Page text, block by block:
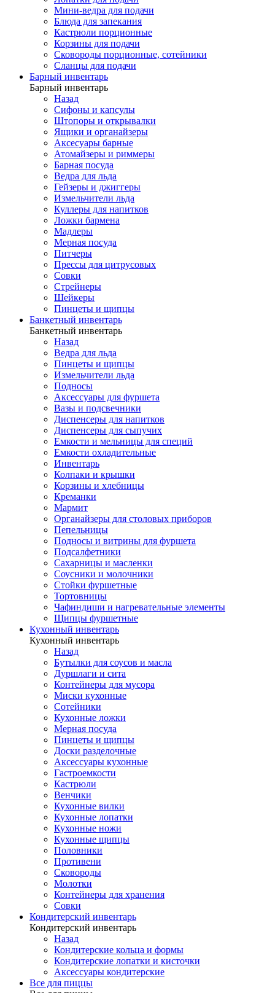
Мини-ведра для подачи
Блюда для запекания
Кастрюли порционные
Корзины для подачи
Сковороды порционные, сотейники
Сланцы для подачи
Барный инвентарь
Барный инвентарь
Назад
Сифоны и капсулы
Штопоры и открывалки
Ящики и органайзеры
Аксесуары барные
Атомайзеры и риммеры
Барная посуда
Ведра для льда
Гейзеры и джиггеры
Измельчители льда
Куллеры для напитков
Ложки бармена
Мадлеры
Мерная посуда
Питчеры
Прессы для цитрусовых
Совки
Стрейнеры
Шейкеры
Пинцеты и щипцы
Банкетный инвентарь
Банкетный инвентарь
Назад
Ведра для льда
Пинцеты и щипцы
Измельчители льда
Подносы
Аксессуары для фуршета
Вазы и подсвечники
Диспенсеры для напитков
Диспенсеры для сыпучих
Емкости и мельницы для специй
Емкости охладительные
Инвентарь
Колпаки и крышки
Корзины и хлебницы
Креманки
Мармит
Органайзеры для столовых приборов
Пепельницы
Подносы и витрины для фуршета
Подсалфетники
Сахарницы и масленки
Соусники и молочники
Стойки фуршетные
Тортовницы
Чафиндиши и нагревательные элементы
Щипцы фуршетные
Кухонный инвентарь
Кухонный инвентарь
Назад
Бутылки для соусов и масла
Дуршлаги и сита
Контейнеры для мусора
Миски кухонные
Сотейники
Кухонные ложки
Мерная посуда
Пинцеты и щипцы
Доски разделочные
Аксессуары кухонные
Гастроемкости
Кастрюли
Венчики
Кухонные вилки
Кухонные лопатки
Кухонные ножи
Кухонные щипцы
Половники
Противени
Сковороды
Молотки
Контейнеры для хранения
Совки
Кондитерский инвентарь
Кондитерский инвентарь
Назад
Кондитерские кольца и формы
Кондитерские лопатки и кисточки
Аксессуары кондитерские
Все для пиццы